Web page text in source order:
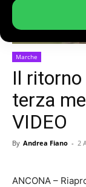
Marche
Il
terza
VIDEO
By Andrea Fiano - 2
ANCONA –